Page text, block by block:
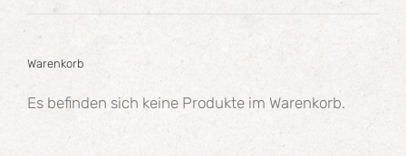
Warenkorb
Es befinden sich keine Produkte im Warenkorb.